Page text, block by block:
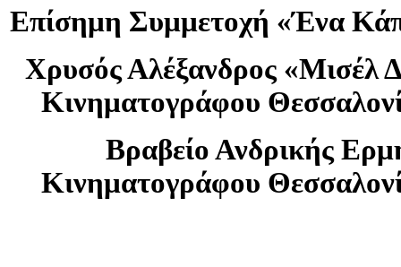
Επίσημη Συμμετοχή «Ένα
Χρυσός Αλέξανδρος «Μισέλ
Κινηματογράφου
Βραβείο Ανδρικής
Κινηματογράφου